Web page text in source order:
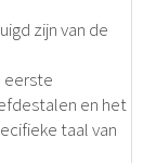
zijn van de
eerste
en het
taal van